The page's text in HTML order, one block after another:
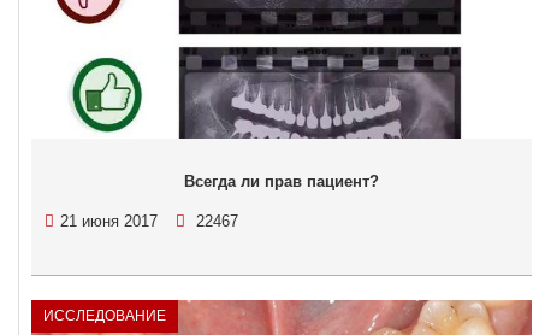
Всегда ли прав пациент?
21 июня 2017 22467
ИССЛЕДОВАНИЕ